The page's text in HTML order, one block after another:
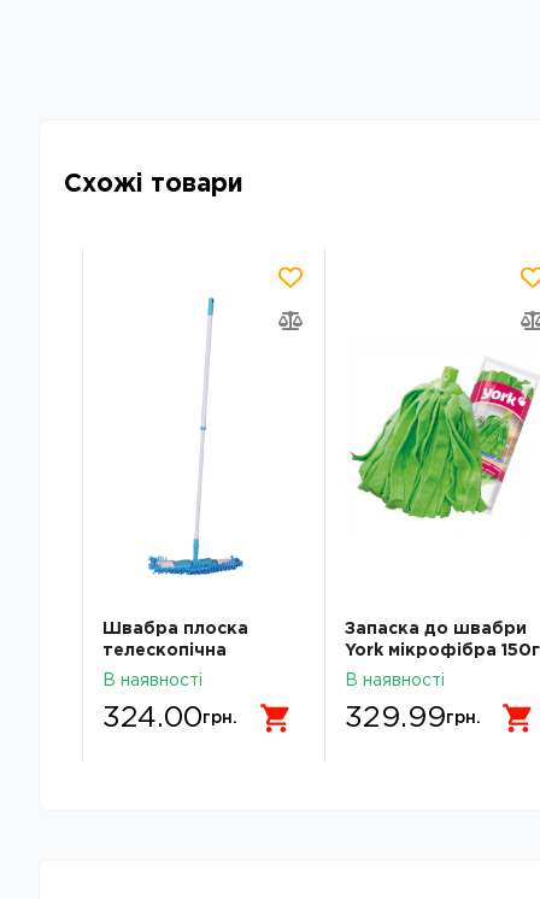
Схожі товари
Швабра плоска
телескопічна
BuroClean 10300107
В наявності
324.00грн.
Запаска до швабри
York мікрофібра 150г
077020
В наявності
329.99грн.